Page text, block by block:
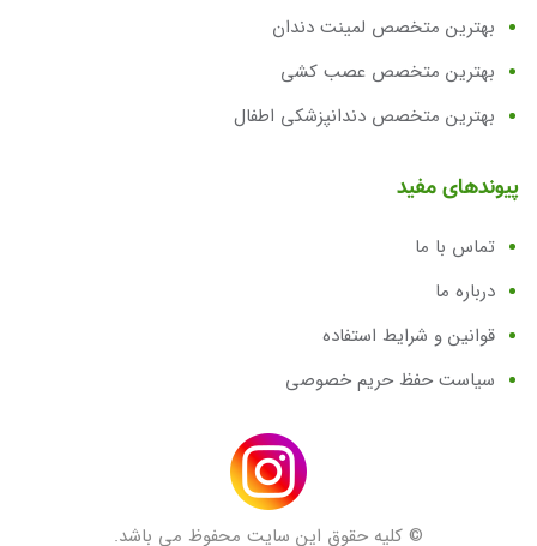
بهترین متخصص لمینت دندان
بهترین متخصص عصب کشی
بهترین متخصص دندانپزشکی اطفال
پیوندهای مفید
تماس با ما
درباره ما
قوانین و شرایط استفاده
سیاست حفظ حریم خصوصی
© کلیه حقوق این سایت محفوظ می باشد.